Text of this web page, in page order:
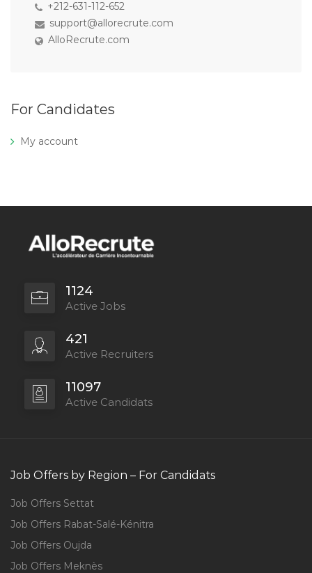
+212-631-112-652
support@allorecrute.com
AlloRecrute.com
For Candidates
My account
1124
Active Jobs
421
Active Recruiters
11097
Active Candidats
Job Offers by Region – For Candidats
Job Offers Settat
Job Offers Rabat-Salé-Kénitra
Job Offers Oujda
Job Offers Meknès